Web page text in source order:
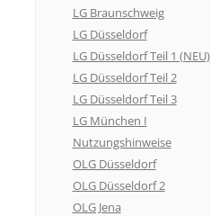
LG Braunschweig
LG Düsseldorf
LG Düsseldorf Teil 1 (NEU)
LG Düsseldorf Teil 2
LG Düsseldorf Teil 3
LG München I
Nutzungshinweise
OLG Düsseldorf
OLG Düsseldorf 2
OLG Jena